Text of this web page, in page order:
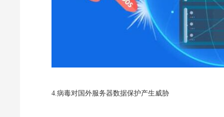
4.病毒对国外服务器数据保护产生威胁